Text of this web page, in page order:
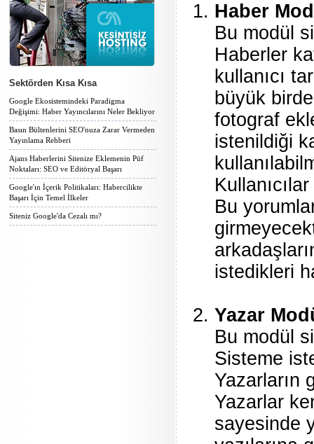
Sektörden Kısa Kısa
Google Ekosistemindeki Paradigma
Değişimi: Haber Yayıncılarını Neler Bekliyor
Basın Bültenlerini SEO'nuza Zarar Vermeden
Yayınlama Rehberi
Ajans Haberlerini Sitenize Eklemenin Püf
Noktaları: SEO ve Editöryal Başarı
Google'ın İçerik Politikaları: Habercilikte
Başarı İçin Temel İlkeler
Siteniz Google'da Cezalı mı?
Haber
Bu modül
Haberler
kullanıcı
büyük
fotograf
istenildiği
Bu
istedikleri
Yazar
Bu modül
Sisteme
Yazarların
Yazarlar
sayesinde